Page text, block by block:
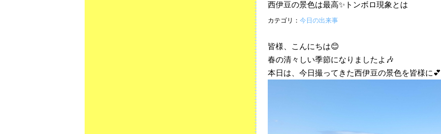
西伊豆の景色は最高✨トンボロ現象とは
カテゴリ：今日の出来事
皆様、こんにちは😊
春の清々しい季節になりましたよ🎶
本日は、今日撮ってきた西伊豆の景色を皆様に💕